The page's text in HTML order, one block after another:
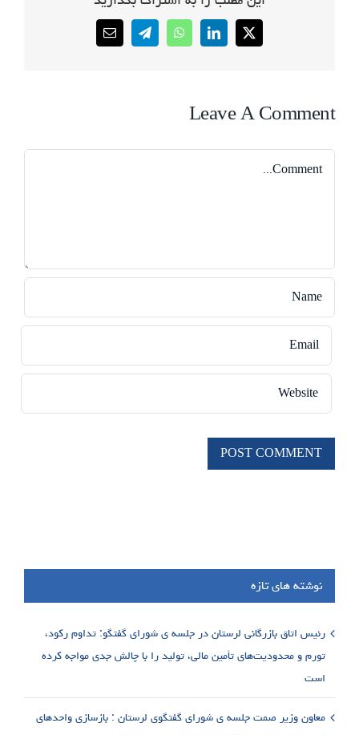
X
LinkedIn
WhatsApp
Telegram
Email
Leave A Comment
نوشته های تازه
رئیس اتاق بازرگانی لرستان در جلسه ی شورای گفتگو: تداوم رکود،
تورم و محدودیت‌های تأمین مالی، تولید را با چالش جدی مواجه کرده
است
معاون وزیر صمت جلسه ی شورای گفتگوی لرستان : بازسازی واحدهای